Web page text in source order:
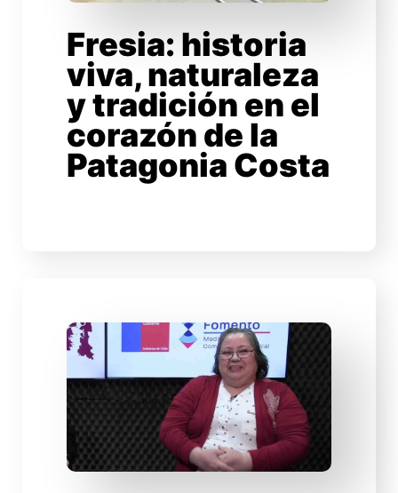
Fresia: historia
viva, naturaleza
y tradición en el
corazón de la
Patagonia Costa